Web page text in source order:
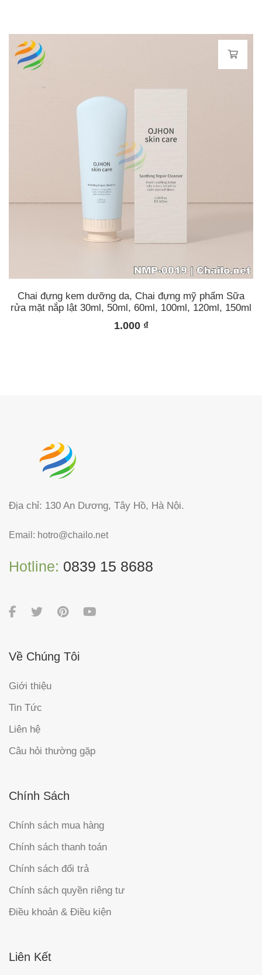
Chai đựng kem dưỡng da, Chai đựng mỹ phẩm Sữa
rửa mặt nắp lật 30ml, 50ml, 60ml, 100ml, 120ml, 150ml
1.000 ₫
Địa chỉ: 130 An Dương, Tây Hồ, Hà Nội.
Email: hotro@chailo.net
Hotline: 0839 15 8688
Về Chúng Tôi
Giới thiệu
Tin Tức
Liên hệ
Câu hỏi thường gặp
Chính Sách
Chính sách mua hàng
Chính sách thanh toán
Chính sách đổi trả
Chính sách quyền riêng tư
Điều khoản & Điều kiện
Liên Kết